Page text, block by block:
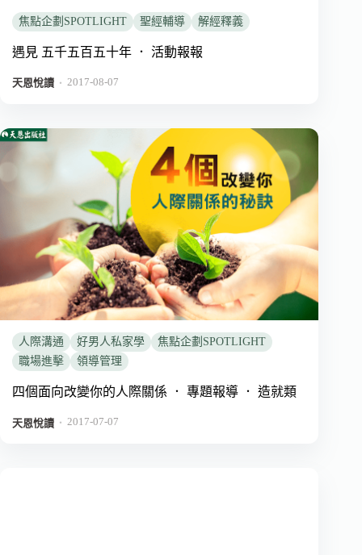
焦點企劃SPOTLIGHT 聖經輔導 解經釋義
遇見 五千五百五十年 ． 活動報報
天恩悅讀 ． 2017-08-07
人際溝通 好男人私家學
焦點企劃SPOTLIGHT
職場進擊
領導管理
四個面向改變你的人際關係 ． 專題報導 ． 造就類
天恩悅讀 ． 2017-07-07